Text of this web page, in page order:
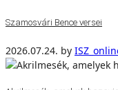
Szamosvári Bence versei
2026.07.24. by